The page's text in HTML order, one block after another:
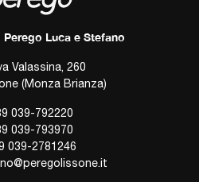
Luca e Stefano
Valassina, 260
(Monza Brianza)
039-792220
039-793970
039-2781246